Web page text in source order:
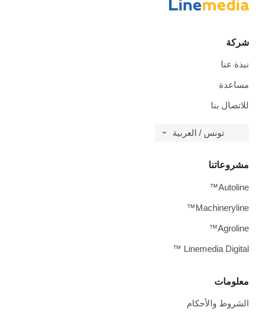
شركة
نبذة عنا
مساعدة
للاتصال بنا
تونس / العربية
معلومات
الشروط والأحكام
مشروعاتنا
Autoline™
Machineryline™
Agroline™
Linemedia Digital ™